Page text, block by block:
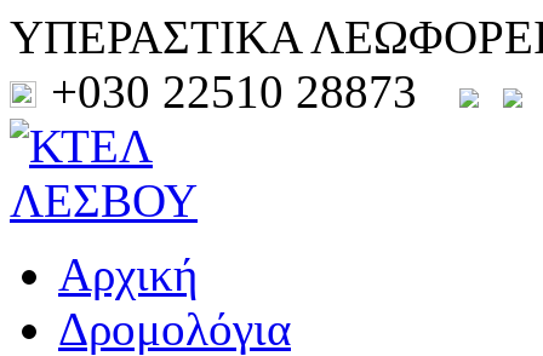
ΥΠΕΡΑΣΤΙΚΑ
+030 22510 28873
Αρχική
Δρομολόγια